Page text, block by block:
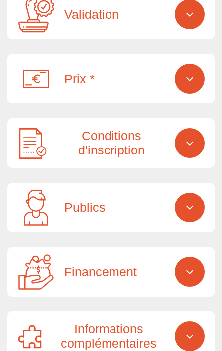
Validation
Prix *
Conditions
d'inscription
Publics
Financement
Informations
complémentaires